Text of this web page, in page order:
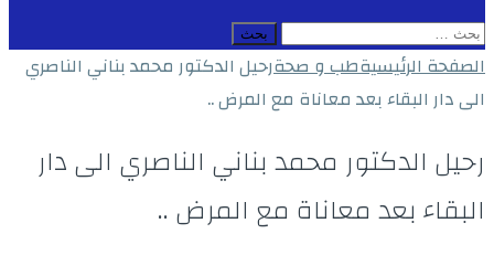
البحث
عن:
الصفحة الرئيسيةطب و صحةرحيل الدكتور محمد بناني الناصري
الى دار البقاء بعد معاناة مع المرض ..
رحيل الدكتور محمد بناني الناصري الى دار
البقاء بعد معاناة مع المرض ..